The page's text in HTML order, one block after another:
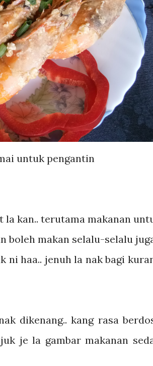
untuk pengantin
kan.. terutama makanan
boleh makan selalu-selalu
ni haa.. jenuh la nak bagi
dikenang.. kang rasa
je la gambar makanan